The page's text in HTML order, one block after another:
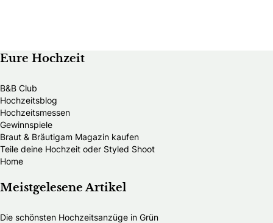
Eure Hochzeit
B&B Club
Hochzeitsblog
Hochzeitsmessen
Gewinnspiele
Braut & Bräutigam Magazin kaufen
Teile deine Hochzeit oder Styled Shoot
Home
Meistgelesene Artikel
Die schönsten Hochzeitsanzüge in Grün